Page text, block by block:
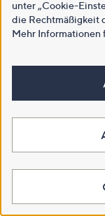
unter „Cookie-
die Rechtmäßigkeit
Mehr Informationen